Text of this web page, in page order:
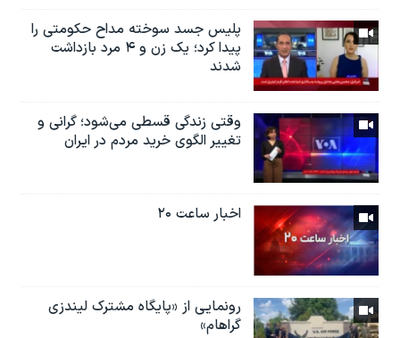
پلیس جسد سوخته مداح حکومتی را
پیدا کرد؛ یک زن و ۴ مرد‌ بازداشت
شدند
وقتی زندگی قسطی می‌شود؛ گرانی و
تغییر الگوی خرید مردم در ایران
اخبار ساعت ۲۰
رونمایی از «پایگاه مشترک لیندزی
گراهام»